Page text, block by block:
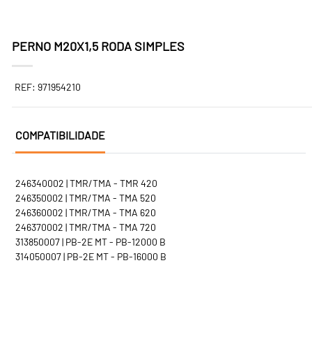
PERNO M20X1,5 RODA SIMPLES
REF: 971954210
COMPATIBILIDADE
246340002 | TMR/TMA - TMR 420
246350002 | TMR/TMA - TMA 520
246360002 | TMR/TMA - TMA 620
246370002 | TMR/TMA - TMA 720
313850007 | PB-2E MT - PB-12000 B
314050007 | PB-2E MT - PB-16000 B